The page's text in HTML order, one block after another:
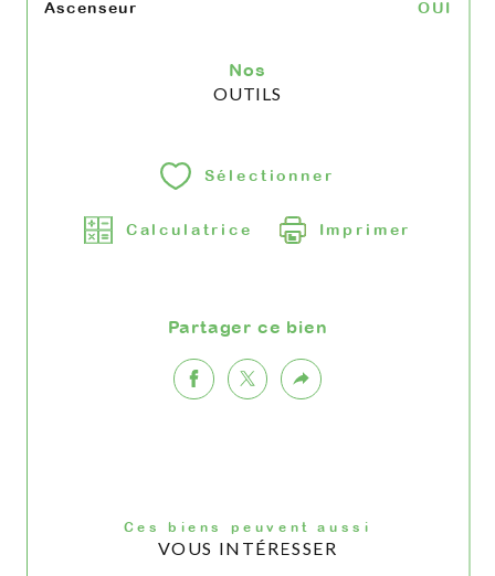
Ascenseur OUI
Nos
OUTILS
Sélectionner
Calculatrice Imprimer
Partager ce bien
Ces biens peuvent aussi
VOUS INTÉRESSER